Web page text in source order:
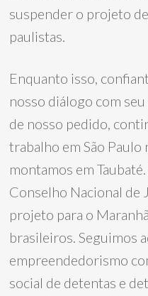
suspender o projeto
paulistas.
Enquanto isso,
nosso diálogo com
de nosso pedido,
trabalho em São Paulo
montamos em
Conselho Nacional de
projeto para o
brasileiros. Seguimos
empreendedorismo
social de detentas e